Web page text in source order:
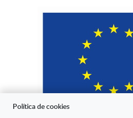
Política de cookies